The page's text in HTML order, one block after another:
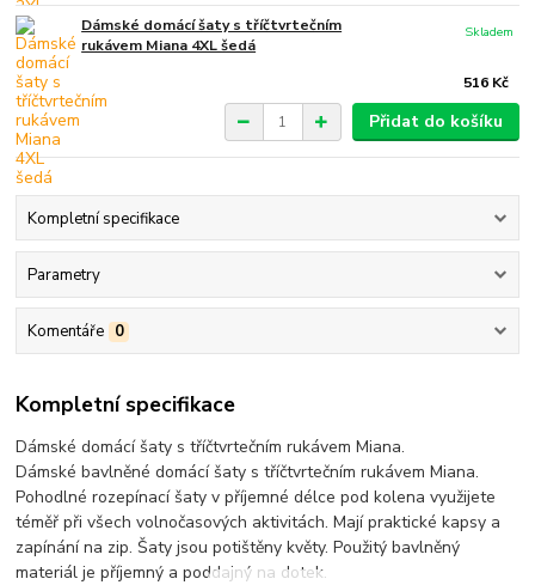
Dámské domácí šaty s tříčtvrtečním
rukávem Miana 4XL šedá
516 Kč
Skladem
Přidat do košíku
Kompletní specifikace
Parametry
Komentáře 0
Kompletní specifikace
Dámské domácí šaty s tříčtvrtečním rukávem Miana.
Dámské bavlněné domácí šaty s tříčtvrtečním rukávem Miana.
Pohodlné rozepínací šaty v příjemné délce pod kolena využijete
téměř při všech volnočasových aktivitách. Mají praktické kapsy a
zapínání na zip. Šaty jsou potištěny květy. Použitý bavlněný
materiál je příjemný a poddajný na dotek.